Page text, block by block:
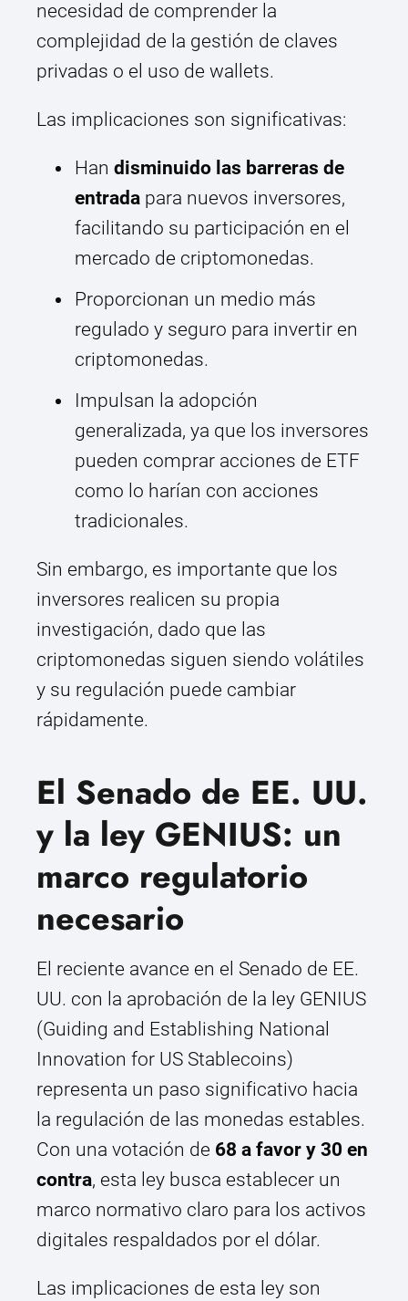
necesidad de comprender la
complejidad de la gestión de claves
privadas o el uso de wallets.
Las implicaciones son significativas:
Han disminuido las barreras de
entrada para nuevos inversores,
facilitando su participación en el
mercado de criptomonedas.
Proporcionan un medio más
regulado y seguro para invertir en
criptomonedas.
Impulsan la adopción
generalizada, ya que los inversores
pueden comprar acciones de ETF
como lo harían con acciones
tradicionales.
Sin embargo, es importante que los
inversores realicen su propia
investigación, dado que las
criptomonedas siguen siendo volátiles
y su regulación puede cambiar
rápidamente.
El Senado de EE. UU.
y la ley GENIUS: un
marco regulatorio
necesario
El reciente avance en el Senado de EE.
UU. con la aprobación de la ley GENIUS
(Guiding and Establishing National
Innovation for US Stablecoins)
representa un paso significativo hacia
la regulación de las monedas estables.
Con una votación de 68 a favor y 30 en
contra, esta ley busca establecer un
marco normativo claro para los activos
digitales respaldados por el dólar.
Las implicaciones de esta ley son